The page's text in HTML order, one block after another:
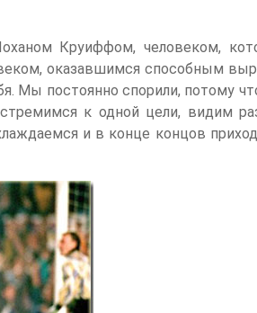
Круиффом, человеком,
оказавшимся способным
Мы постоянно спорили, потому
к одной цели, видим
и в конце концов